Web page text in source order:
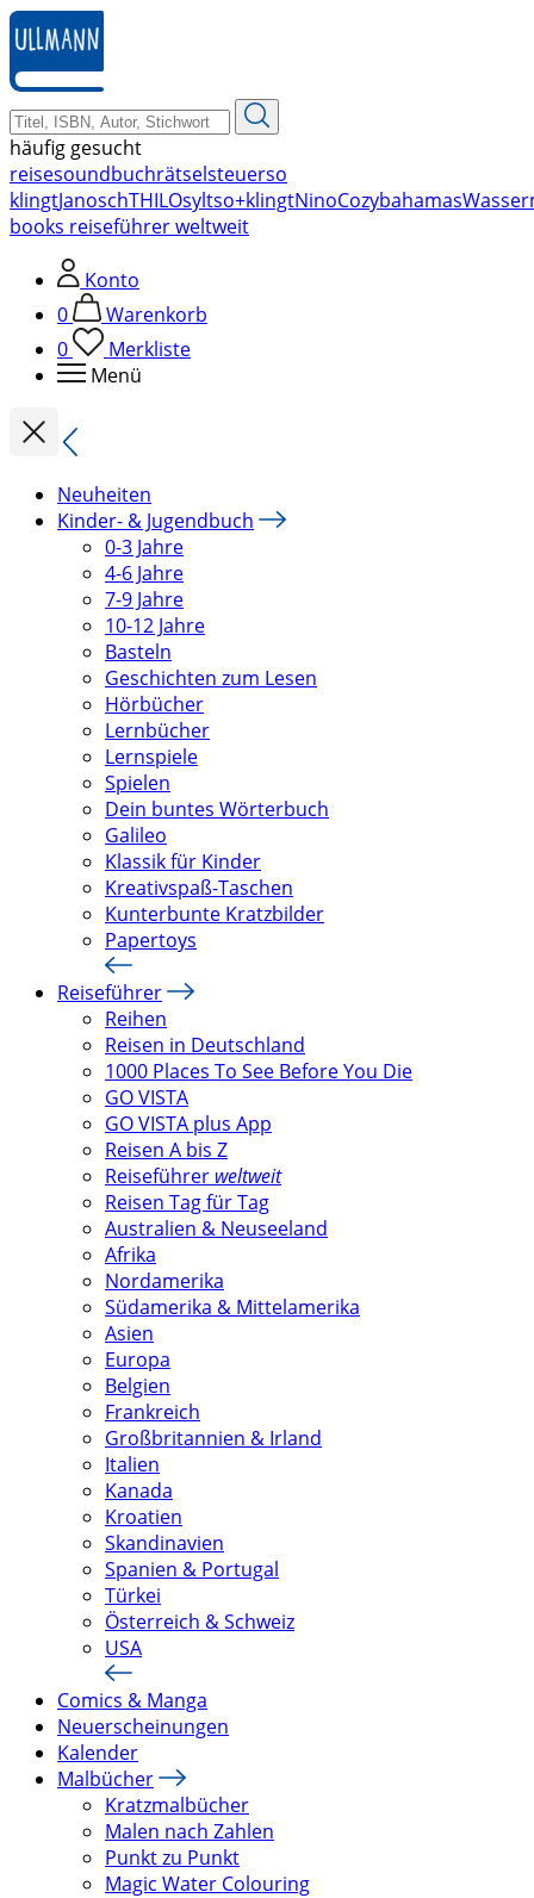
zum
Hauptinhalt
springen
häufig gesucht
reisesoundbuchrätselsteuerso
klingtJanoschTHILOsyltso+klingtNinoCozybahamas
books reiseführer weltweit
Konto
0
Warenkorb
0
Merkliste
Menü
Neuheiten
Kinder- & Jugendbuch
0-3 Jahre
4-6 Jahre
7-9 Jahre
10-12 Jahre
Basteln
Geschichten zum Lesen
Hörbücher
Lernbücher
Lernspiele
Spielen
Dein buntes Wörterbuch
Galileo
Klassik für Kinder
Kreativspaß-Taschen
Kunterbunte Kratzbilder
Papertoys
Reiseführer
Reihen
Reisen in Deutschland
1000 Places To See Before You Die
GO VISTA
GO VISTA plus App
Reisen A bis Z
Reiseführer weltweit
Reisen Tag für Tag
Australien & Neuseeland
Afrika
Nordamerika
Südamerika & Mittelamerika
Asien
Europa
Belgien
Frankreich
Großbritannien & Irland
Italien
Kanada
Kroatien
Skandinavien
Spanien & Portugal
Türkei
Österreich & Schweiz
USA
Comics & Manga
Neuerscheinungen
Kalender
Malbücher
Kratzmalbücher
Malen nach Zahlen
Punkt zu Punkt
Magic Water Colouring